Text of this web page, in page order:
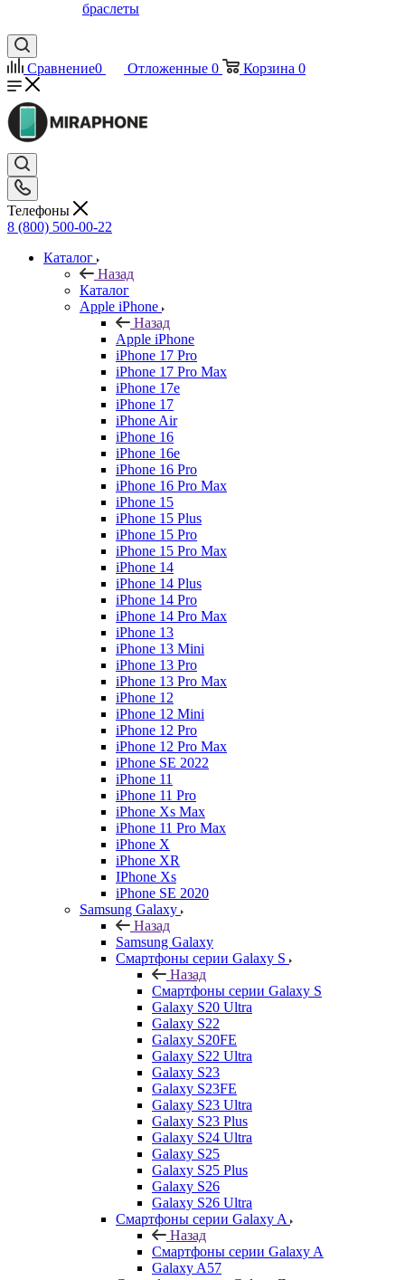
браслеты
Сравнение0 Отложенные 0 Корзина 0
Телефоны
8 (800) 500-00-22
Каталог
Назад
Каталог
Apple iPhone
Назад
Apple iPhone
iPhone 17 Pro
iPhone 17 Pro Max
iPhone 17e
iPhone 17
iPhone Air
iPhone 16
iPhone 16e
iPhone 16 Pro
iPhone 16 Pro Max
iPhone 15
iPhone 15 Plus
iPhone 15 Pro
iPhone 15 Pro Max
iPhone 14
iPhone 14 Plus
iPhone 14 Pro
iPhone 14 Pro Max
iPhone 13
iPhone 13 Mini
iPhone 13 Pro
iPhone 13 Pro Max
iPhone 12
iPhone 12 Mini
iPhone 12 Pro
iPhone 12 Pro Max
iPhone SE 2022
iPhone 11
iPhone 11 Pro
iPhone Xs Max
iPhone 11 Pro Max
iPhone X
iPhone XR
IPhone Xs
iPhone SE 2020
Samsung Galaxy
Назад
Samsung Galaxy
Смартфоны серии Galaxy S
Назад
Смартфоны серии Galaxy S
Galaxy S20 Ultra
Galaxy S22
Galaxy S20FE
Galaxy S22 Ultra
Galaxy S23
Galaxy S23FE
Galaxy S23 Ultra
Galaxy S23 Plus
Galaxy S24 Ultra
Galaxy S25
Galaxy S25 Plus
Galaxy S26
Galaxy S26 Ultra
Смартфоны серии Galaxy A
Назад
Смартфоны серии Galaxy A
Galaxy A57